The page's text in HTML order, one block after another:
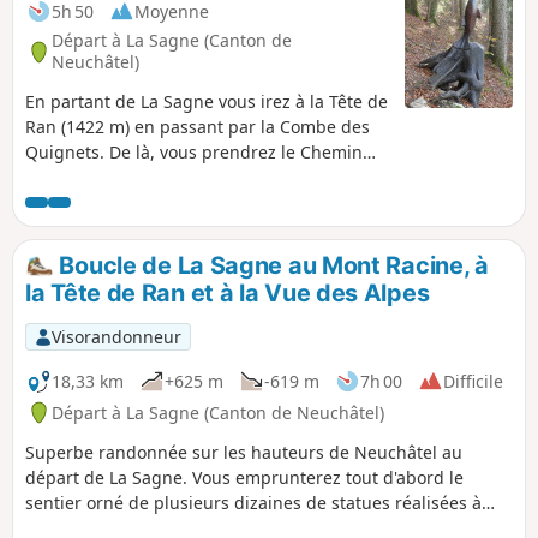
d'hivernage des oiseaux d'eau de la région.
Mais pour tout un chacun, c'est avant tout
un magnifique but de promenade et de
de frontières dotées d'un riche passé.
5h 50
Moyenne
Départ à La Sagne (Canton de
Neuchâtel)
En partant de La Sagne vous irez à la Tête de
Ran (1422 m) en passant par la Combe des
Quignets. De là, vous prendrez le Chemin
d'où vous aurez une vue sur le Lac de
Neuchâtel et les Alpes. Au bout du Chemin
des crêtes, direction le Chemin des Statues
pour terminer votre randonnée : des œuvres
sculptées dans des souches d'arbre par
Georges-André Favre sur une période de 35
ans.
Boucle de La Sagne au Mont Racine, à
la Tête de Ran et à la Vue des Alpes
Visorandonneur
18,33 km
+625 m -619 m 7h 00
Difficile
Départ à La Sagne (Canton de Neuchâtel)
Superbe randonnée sur les hauteurs de Neuchâtel au
départ de La Sagne. Vous emprunterez tout d'abord le
sentier orné de plusieurs dizaines de statues réalisées à